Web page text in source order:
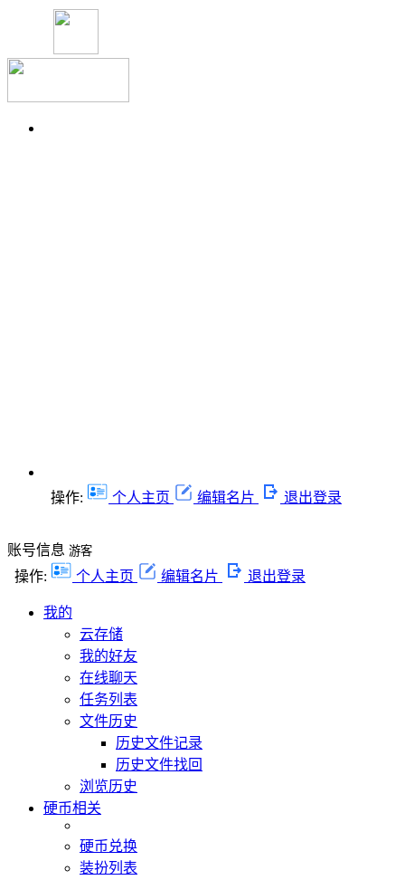
操作: 个人主页 编辑名片 退出登录
账号信息 游客
操作: 个人主页 编辑名片 退出登录
我的
云存储
我的好友
在线聊天
任务列表
文件历史
历史文件记录
历史文件找回
浏览历史
硬币相关
硬币兑换
装扮列表